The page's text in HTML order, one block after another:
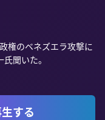
権のベネズエラ攻撃に
聞いた。
する